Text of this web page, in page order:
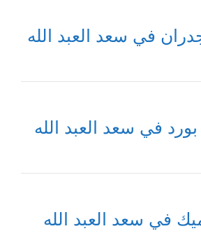
في سعد العبد الله
في سعد العبد الله
في سعد العبد الله